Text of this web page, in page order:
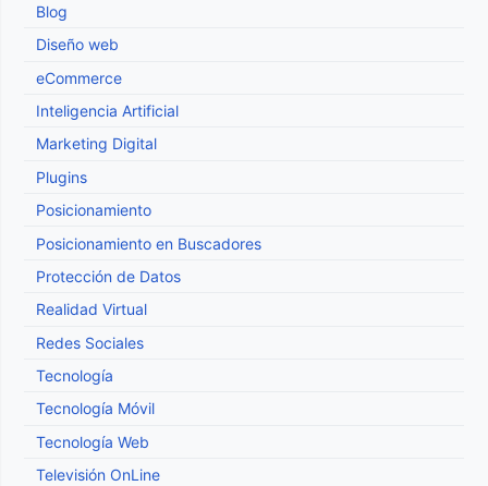
Blog
Diseño web
eCommerce
Inteligencia Artificial
Marketing Digital
Plugins
Posicionamiento
Posicionamiento en Buscadores
Protección de Datos
Realidad Virtual
Redes Sociales
Tecnología
Tecnología Móvil
Tecnología Web
Televisión OnLine